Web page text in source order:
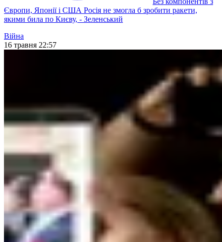
Європи, Японії і США Росія не змогла б зробити ракети,
якими била по Києву, - Зеленський
Війна
16 травня 22:57